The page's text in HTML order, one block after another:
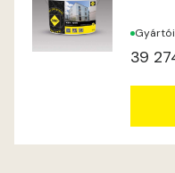
39